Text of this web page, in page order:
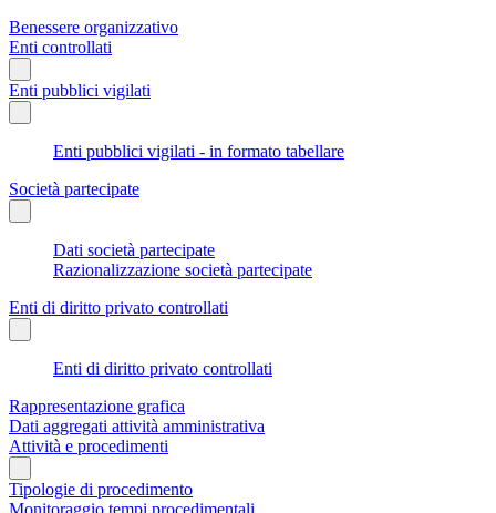
Benessere organizzativo
Enti controllati
Enti pubblici vigilati
Enti pubblici vigilati - in formato tabellare
Società partecipate
Dati società partecipate
Razionalizzazione società partecipate
Enti di diritto privato controllati
Enti di diritto privato controllati
Rappresentazione grafica
Dati aggregati attività amministrativa
Attività e procedimenti
Tipologie di procedimento
Monitoraggio tempi procedimentali